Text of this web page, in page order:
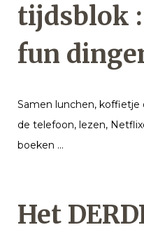
tijdsblok
fun
Samen lunchen, koffietje
de telefoon, lezen,
boeken …
Het